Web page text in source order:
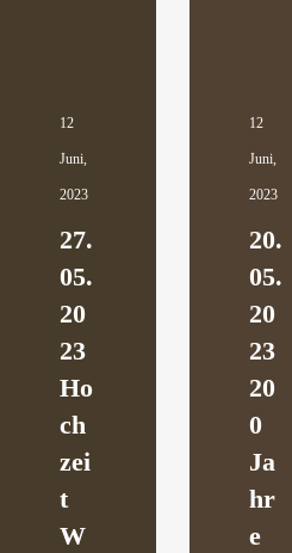
12
Juni,
2023
27.
05.
20
23
Ho
ch
zei
t
W
12
Juni,
2023
20.
05.
20
23
20
0
Ja
hr
e